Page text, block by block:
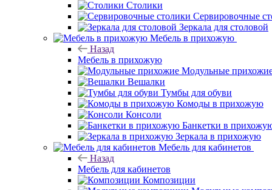
Столики
Сервировочные
Зеркала для столовой
Мебель в прихожую
Назад
Мебель в прихожую
Модульные
Вешалки
Тумбы для обуви
Комоды в прихожую
Консоли
Банкетки в
Зеркала в прихожую
Мебель для кабинетов
Назад
Мебель для кабинетов
Композиции